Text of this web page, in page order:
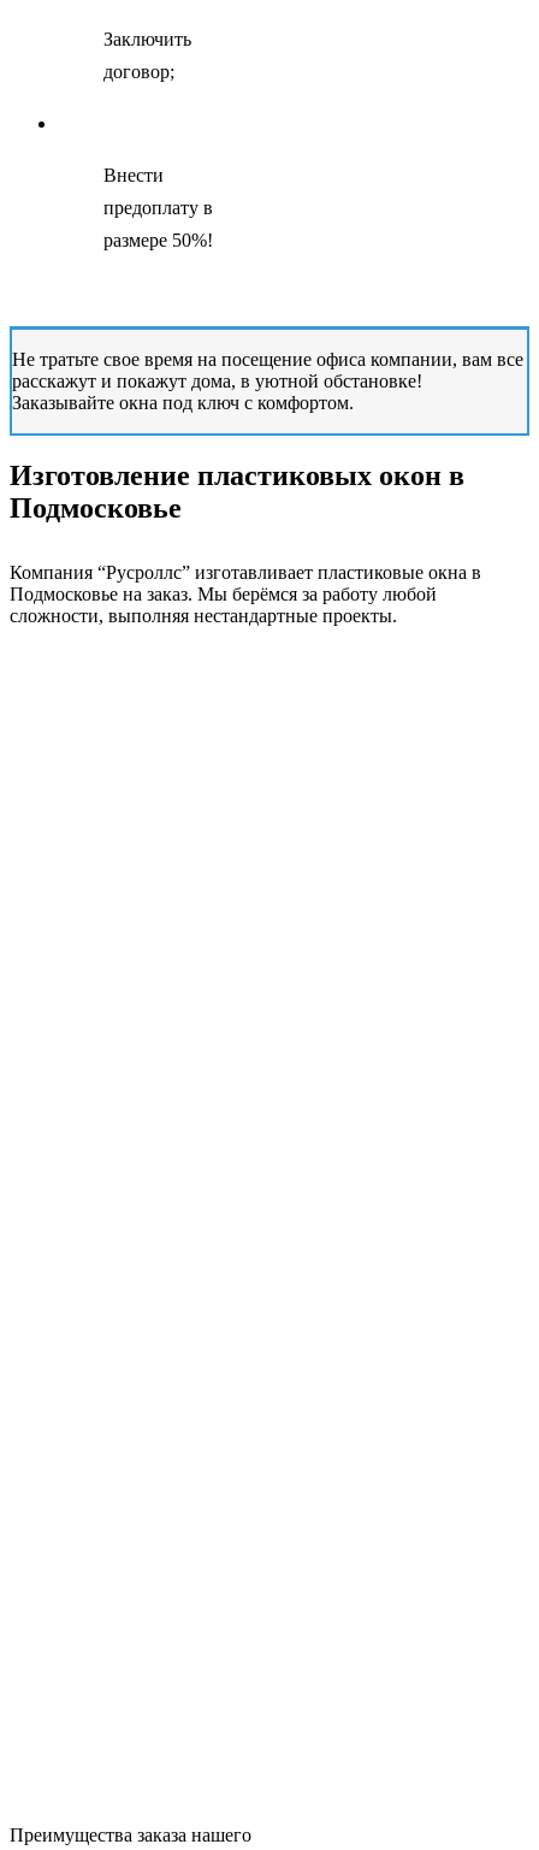
Заключить
договор;
Внести
предоплату в
размере 50%!
Не тратьте свое время на посещение офиса компании, вам все
расскажут и покажут дома, в уютной обстановке!
Заказывайте окна под ключ с комфортом.
Изготовление пластиковых окон в
Подмосковье
Компания “Русроллс” изготавливает пластиковые окна в
Подмосковье на заказ. Мы берёмся за работу любой
сложности, выполняя нестандартные проекты.
Преимущества заказа нашего